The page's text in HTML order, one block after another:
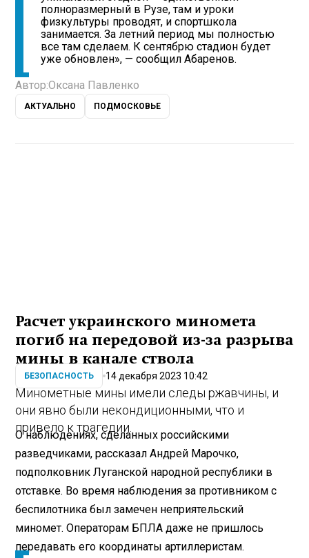
полноразмерный в Рузе, там и уроки
физкультуры проводят, и спортшкола
занимается. За летний период мы полностью
все там сделаем. К сентябрю стадион будет
уже обновлен», — сообщил Абаренов.
Автор:Оксана Павленко
АКТУАЛЬНО ПОДМОСКОВЬЕ
Расчет украинского миномета
погиб на передовой из-за разрыва
мины в канале ствола
БЕЗОПАСНОСТЬ 14 декабря 2023 10:42
Минометные мины имели следы ржавчины, и
они явно были некондиционными, что и
привело к трагедии.
О наблюдениях, сделанных российскими
разведчиками, рассказал Андрей Марочко,
подполковник Луганской народной республики в
отставке. Во время наблюдения за противником с
беспилотника был замечен неприятельский
миномет. Операторам БПЛА даже не пришлось
передавать его координаты артиллеристам.